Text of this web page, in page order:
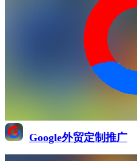
Google外贸定制推广